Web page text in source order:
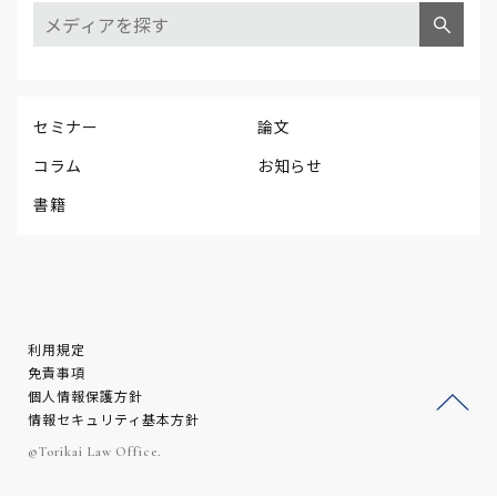
セミナー
論文
コラム
お知らせ
書籍
利用規定
免責事項
個人情報保護方針
情報セキュリティ基本方針
©Torikai Law Office.